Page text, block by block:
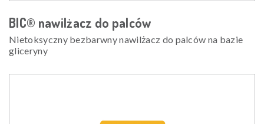
BIC® nawilżacz do palców
Nietoksyczny bezbarwny nawilżacz do palców na bazie
gliceryny